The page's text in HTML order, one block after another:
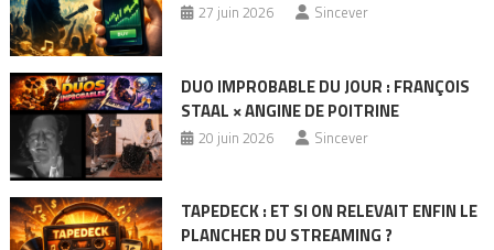
27 juin 2026 Sincever
DUO IMPROBABLE DU JOUR : FRANÇOIS
STAAL × ANGINE DE POITRINE
20 juin 2026 Sincever
TAPEDECK : ET SI ON RELEVAIT ENFIN LE
PLANCHER DU STREAMING ?